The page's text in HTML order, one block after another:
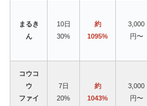
まるき
ん
10日
30%
約
1095%
3,000
円〜
コウコ
ウ
ファイ
7日
20%
約
1043%
3,000
円〜